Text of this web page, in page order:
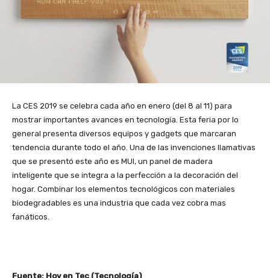
La CES 2019 se celebra cada año en enero (del 8 al 11) para
mostrar importantes avances en tecnología. Esta feria por lo
general presenta diversos equipos y gadgets que marcaran
tendencia durante todo el año. Una de las invenciones llamativas
que se presentó este año es MUI, un panel de madera
inteligente que se integra a la perfección a la decoración del
hogar. Combinar los elementos tecnológicos con materiales
biodegradables es una industria que cada vez cobra mas
fanáticos.
Fuente: Hoy en Tec (Tecnología)